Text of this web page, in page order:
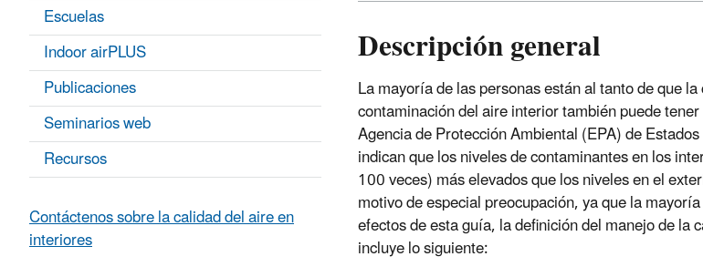
Descripción general
La mayoría de las personas están al tanto de que
contaminación del aire interior también puede
Agencia de Protección Ambiental (EPA) de
indican que los niveles de contaminantes en los
100 veces) más elevados que los niveles en el
motivo de especial preocupación, ya que la
efectos de esta guía, la definición del manejo de
incluye lo siguiente:
Escuelas
Indoor airPLUS
Publicaciones
Seminarios web
Recursos
Contáctenos sobre la calidad del aire en
interiores